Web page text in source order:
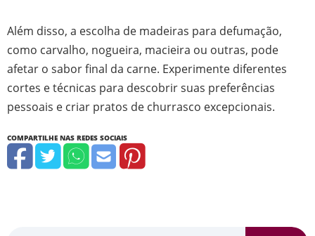
Além disso, a escolha de madeiras para defumação,
como carvalho, nogueira, macieira ou outras, pode
afetar o sabor final da carne. Experimente diferentes
cortes e técnicas para descobrir suas preferências
pessoais e criar pratos de churrasco excepcionais.